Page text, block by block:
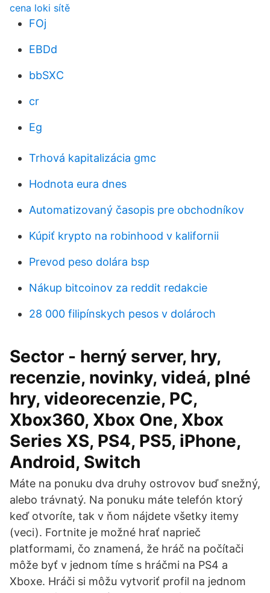
cena loki sítě
FOj
EBDd
bbSXC
cr
Eg
Trhová kapitalizácia gmc
Hodnota eura dnes
Automatizovaný časopis pre obchodníkov
Kúpiť krypto na robinhood v kalifornii
Prevod peso dolára bsp
Nákup bitcoinov za reddit redakcie
28 000 filipínskych pesos v dolároch
Sector - herný server, hry,
recenzie, novinky, videá, plné
hry, videorecenzie, PC,
Xbox360, Xbox One, Xbox
Series XS, PS4, PS5, iPhone,
Android, Switch
Máte na ponuku dva druhy ostrovov buď snežný,
alebo trávnatý. Na ponuku máte telefón ktorý
keď otvoríte, tak v ňom nájdete všetky itemy
(veci). Fortnite je možné hrať naprieč
platformami, čo znamená, že hráč na počítači
môže byť v jednom tíme s hráčmi na PS4 a
Xboxe. Hráči si môžu vytvoriť profil na jednom